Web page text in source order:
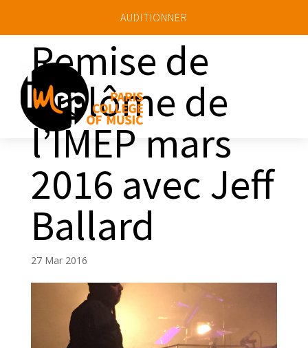
AUDITIONNER
Remise de
diplôme de
l’IMEP mars
2016 avec Jeff
Ballard
27 Mar 2016